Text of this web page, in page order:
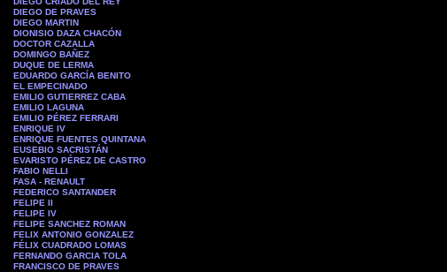
DIEGO DE PRAVES
DIEGO MARTIN
DIONISIO DAZA CHACÓN
DOCTOR CAZALLA
DOMINGO BAÑEZ
DUQUE DE LERMA
EDUARDO GARCÍA BENITO
EL EMPECINADO
EMILIO GUTIERREZ CABA
EMILIO LAGUNA
EMILIO PÉREZ FERRARI
ENRIQUE IV
ENRIQUE FUENTES QUINTANA
EUSEBIO SACRISTÁN
EVARISTO PÉREZ DE CASTRO
FABIO NELLI
FASA - RENAULT
FEDERICO SANTANDER
FELIPE II
FELIPE IV
FELIPE SANCHEZ ROMAN
FELIX ANTONIO GONZALEZ
FÉLIX CUADRADO LOMAS
FERNANDO GARCIA TOLA
FRANCISCO DE PRAVES